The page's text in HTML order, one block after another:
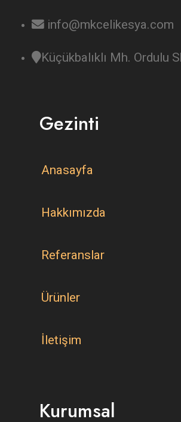
info@mkcelikesya.com
Küçükbalıklı Mh. Ordulu
Gezinti
Anasayfa
Hakkımızda
Referanslar
Ürünler
İletişim
Kurumsal